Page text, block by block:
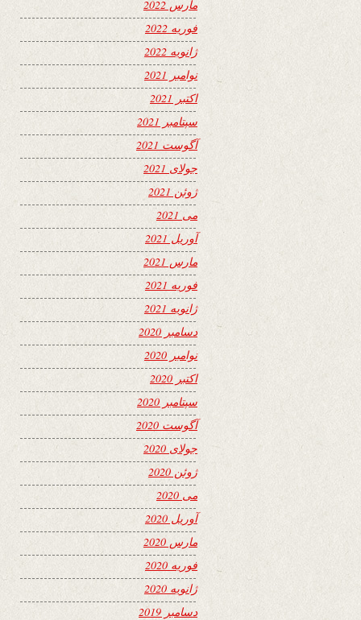
مارس 2022
فوریه 2022
ژانویه 2022
نوامبر 2021
اکتبر 2021
سپتامبر 2021
آگوست 2021
جولای 2021
ژوئن 2021
می 2021
آوریل 2021
مارس 2021
فوریه 2021
ژانویه 2021
دسامبر 2020
نوامبر 2020
اکتبر 2020
سپتامبر 2020
آگوست 2020
جولای 2020
ژوئن 2020
می 2020
آوریل 2020
مارس 2020
فوریه 2020
ژانویه 2020
دسامبر 2019